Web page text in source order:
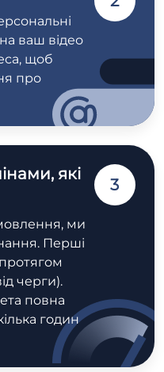
ваш відео
щоб
про
які
ми
Перші
черги).
повна
годин
3